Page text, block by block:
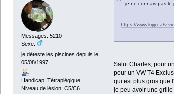
Messages: 5210
Sexe:
je déteste les piscines depuis le
05/08/1997
Handicap: Tétraplégique
Niveau de lésion: C5/C6
je ne connais pas le
https://www.kijiji.ca/v-
Salut Charles, pour
pour un VW T4
qui est plus gros que
je peu avoir une grille